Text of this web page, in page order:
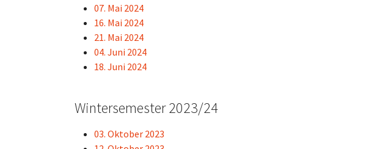
07. Mai 2024
16. Mai 2024
21. Mai 2024
04. Juni 2024
18. Juni 2024
Wintersemester 2023/24
03. Oktober 2023